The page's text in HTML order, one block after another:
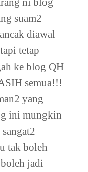
suam2
diawal
tetap
ke blog QH
semua!!!
yang
ini mungkin
tak boleh
jadi